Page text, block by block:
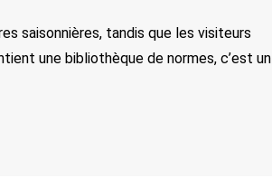
saisonnières, tandis que les visiteurs
une bibliothèque de normes, c’est un